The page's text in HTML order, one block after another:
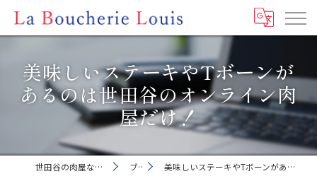
美味しいステーキやTボーンが
あるのは世田谷のオンライン肉
屋だけ！
世田谷の肉屋ならLa Boucherie Louis ブログ 美味しいステーキやTボーンがあるのは世田谷のオンライン肉屋だけ！